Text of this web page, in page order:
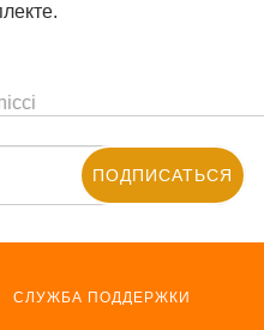
ПОДПИСАТЬСЯ
СЛУЖБА ПОДДЕРЖКИ